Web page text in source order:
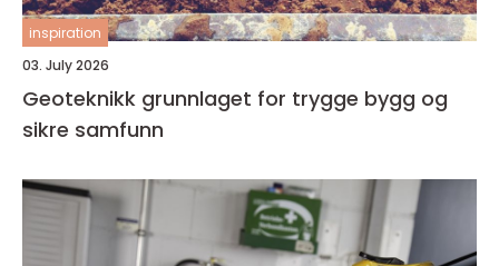
inspiration
03. July 2026
Geoteknikk grunnlaget for trygge bygg og
sikre samfunn